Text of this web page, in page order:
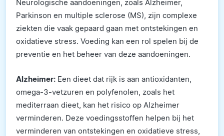
Neurologische aandoeningen, zoals Alzheimer,
Parkinson en multiple sclerose (MS), zijn complexe
ziekten die vaak gepaard gaan met ontstekingen en
oxidatieve stress. Voeding kan een rol spelen bij de
preventie en het beheer van deze aandoeningen.
Alzheimer: Een dieet dat rijk is aan antioxidanten,
omega-3-vetzuren en polyfenolen, zoals het
mediterraan dieet, kan het risico op Alzheimer
verminderen. Deze voedingsstoffen helpen bij het
verminderen van ontstekingen en oxidatieve stress,